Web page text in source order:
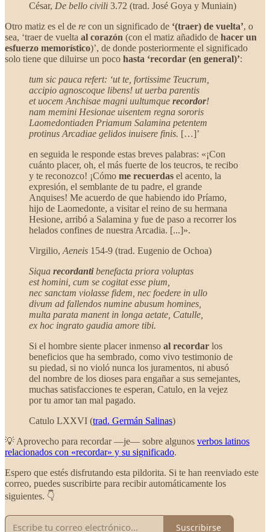
César, De bello civili 3.72 (trad. José Goya y Muniain)
Otro matiz es el de re con un significado de ‘(traer) de vuelta’, o
sea, ‘traer de vuelta al corazón (con el matiz añadido de hacer un
esfuerzo memorístico)’, de donde posteriormente el significado
solo tiene que diluirse un poco hasta ‘recordar (en general)’:
tum sic pauca refert: ‘ut te, fortissime Teucrum,
accipio agnoscoque libens! ut uerba parentis
et uocem Anchisae magni uultumque recordor!
nam memini Hesionae uisentem regna sororis
Laomedontiaden Priamum Salamina petentem
protinus Arcadiae gelidos inuisere finis. […]’
en seguida le responde estas breves palabras: «¡Con
cuánto placer, oh, el más fuerte de los teucros, te recibo
y te reconozco! ¡Cómo me recuerdas el acento, la
expresión, el semblante de tu padre, el grande
Anquises! Me acuerdo de que habiendo ido Príamo,
hijo de Laomedonte, a visitar el reino de su hermana
Hesione, arribó a Salamina y fue de paso a recorrer los
helados confines de nuestra Arcadia. [...]».
Virgilio, Aeneis 154-9 (trad. Eugenio de Ochoa)
Siqua recordantibenefacta priora voluptas
est homini, cum se cogitat esse pium,
nec sanctam violasse fidem, nec foedere in ullo
divum ad fallendos numine abusum homines,
multa parata manent in longa aetate, Catulle,
ex hoc ingrato gaudia amore tibi.
Si el hombre siente placer inmenso al recordar los
beneficios que ha sembrado, como vivo testimonio de
su piedad, si no violó nunca los juramentos, ni abusó
del nombre de los dioses para engañar a sus semejantes,
muchas satisfacciones te esperan, Catulo, en la vejez
por tu amor tan mal pagado.
Catulo LXXVI (trad. Germán Salinas)
💡 Aprovecho para recordar —je— sobre algunos verbos latinos
relacionados con «recordar» y su significado.
Espero que estés disfrutando esta pildorita. Si te han reenviado este
correo, puedes suscribirte para recibir automáticamente los
siguientes. 👇
Suscribirse